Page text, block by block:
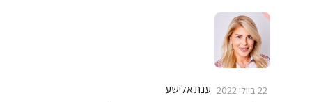
ענת אלישע 22 ביולי 2022